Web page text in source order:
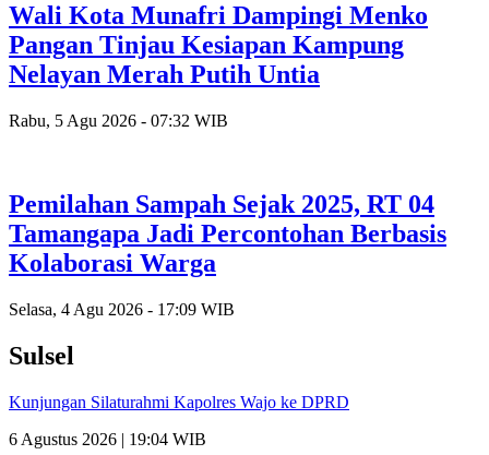
Wali Kota Munafri Dampingi Menko
Pangan Tinjau Kesiapan Kampung
Nelayan Merah Putih Untia
Rabu, 5 Agu 2026 - 07:32 WIB
Pemilahan Sampah Sejak 2025, RT 04
Tamangapa Jadi Percontohan Berbasis
Kolaborasi Warga
Selasa, 4 Agu 2026 - 17:09 WIB
Sulsel
Kunjungan Silaturahmi Kapolres Wajo ke DPRD
6 Agustus 2026 | 19:04 WIB